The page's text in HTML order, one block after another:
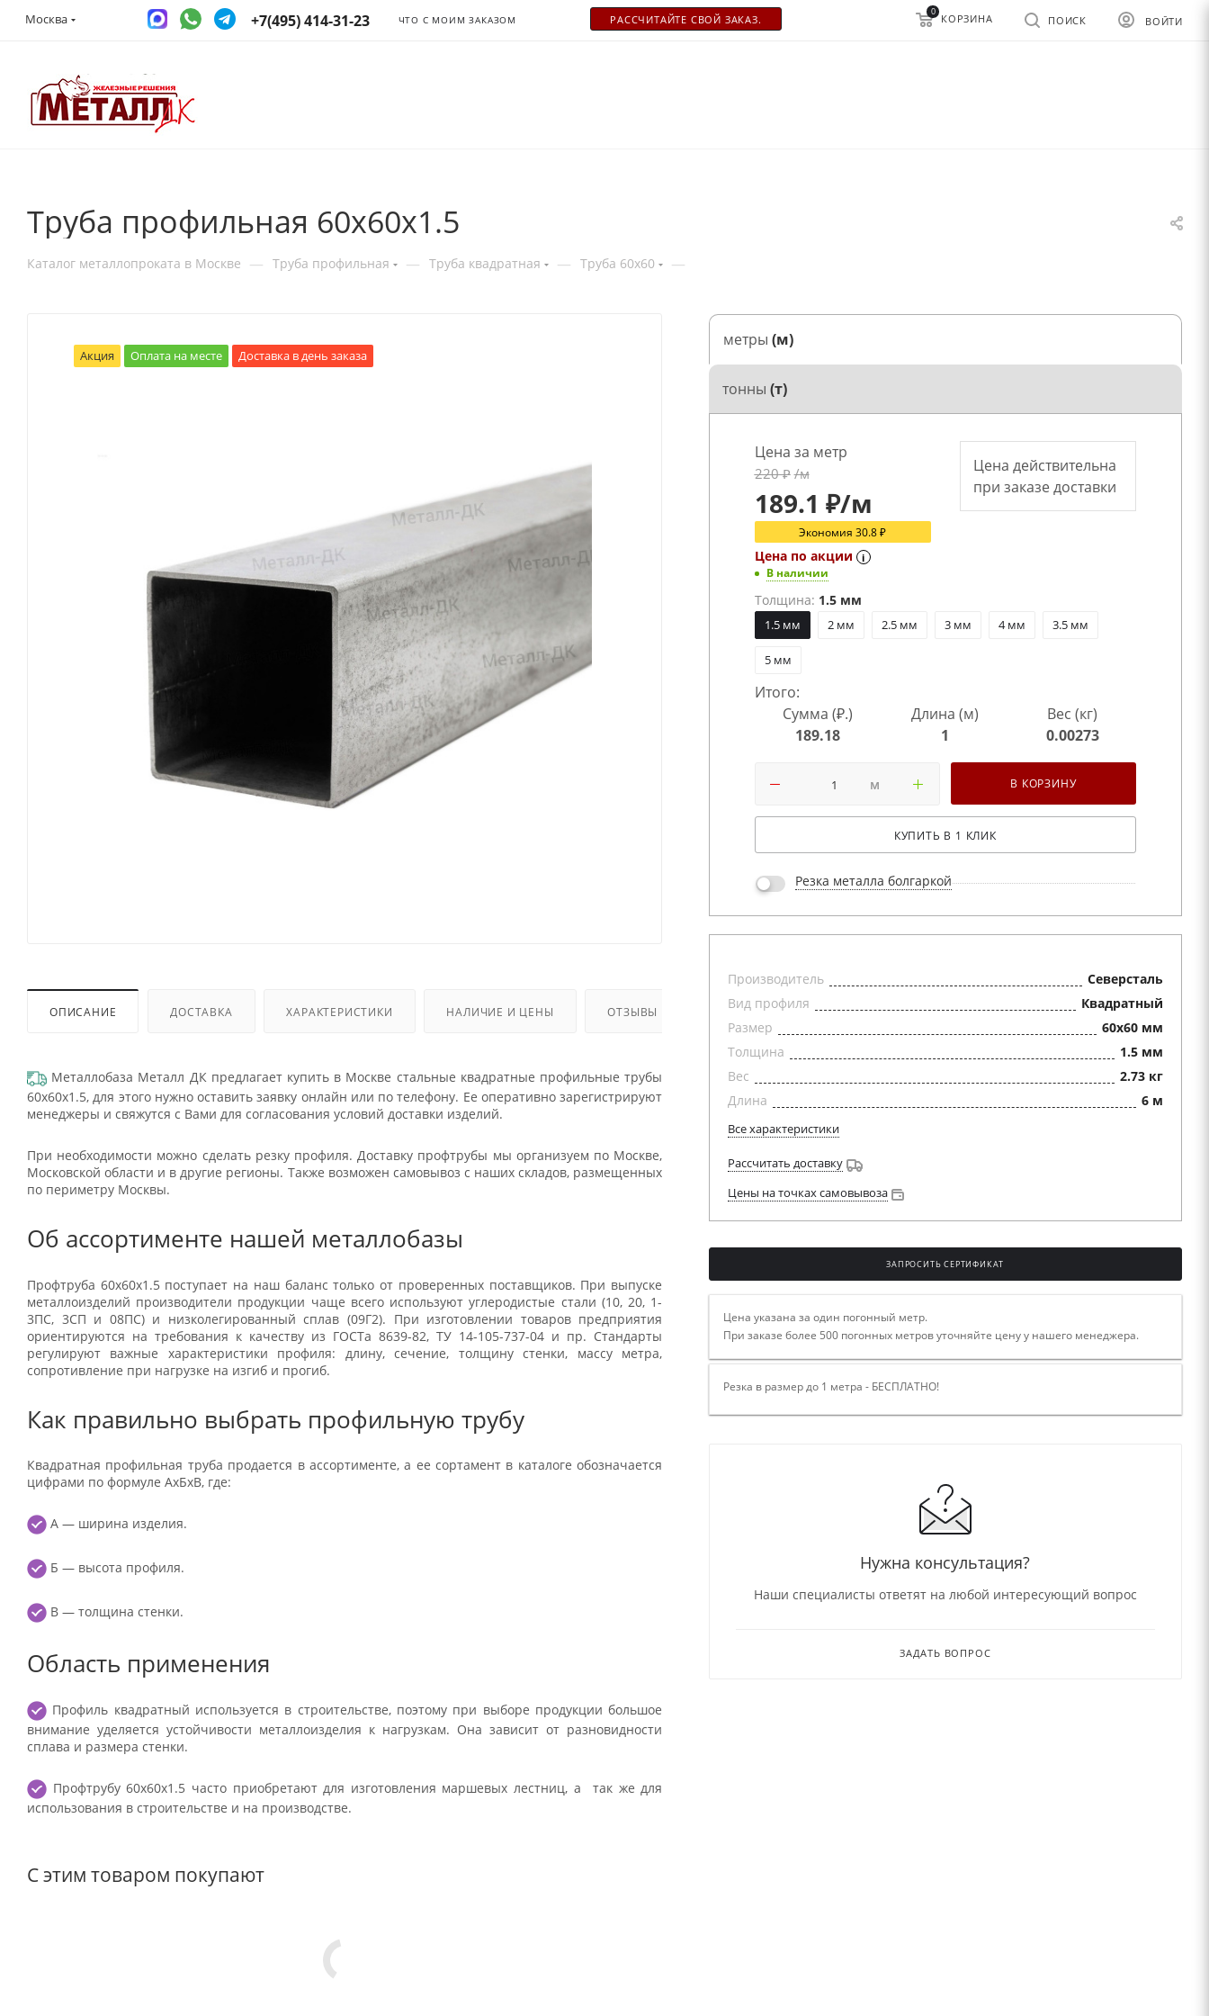
Москва +7(495) 414-31-23 ЧТО С МОИМ ЗАКАЗОМ РАСCЧИТАЙТЕ СВОЙ ЗАКАЗ. ВОЙТИ
ПОИСК
0
КОРЗИНА
Труба профильная 60х60х1.5
Каталог металлопроката в Москве — Труба профильная — Труба квадратная — Труба 60x60 —
Акция Оплата на месте Доставка в день заказа
ОПИСАНИЕ ДОСТАВКА ХАРАКТЕРИСТИКИ НАЛИЧИЕ И ЦЕНЫ ОТЗЫВЫ
Металлобаза Металл ДК предлагает купить в Москве стальные квадратные профильные трубы
60х60х1.5, для этого нужно оставить заявку онлайн или по телефону. Ее оперативно зарегистрируют
менеджеры и свяжутся с Вами для согласования условий доставки изделий.
При необходимости можно сделать резку профиля. Доставку профтрубы мы организуем по Москве,
Московской области и в другие регионы. Также возможен самовывоз с наших складов, размещенных
по периметру Москвы.
Об ассортименте нашей металлобазы
Профтруба 60х60х1.5 поступает на наш баланс только от проверенных поставщиков. При выпуске
металлоизделий производители продукции чаще всего используют углеродистые стали (10, 20, 1-
3ПС, 3СП и 08ПС) и низколегированный сплав (09Г2). При изготовлении товаров предприятия
ориентируются на требования к качеству из ГОСТа 8639-82, ТУ 14-105-737-04 и пр. Стандарты
регулируют важные характеристики профиля: длину, сечение, толщину стенки, массу метра,
сопротивление при нагрузке на изгиб и прогиб.
Как правильно выбрать профильную трубу
Квадратная профильная труба продается в ассортименте, а ее сортамент в каталоге обозначается
цифрами по формуле АхБхВ, где:
А — ширина изделия.
Б — высота профиля.
В — толщина стенки.
Область применения
Профиль квадратный используется в строительстве, поэтому при выборе продукции большое
внимание уделяется устойчивости металлоизделия к нагрузкам. Она зависит от разновидности
сплава и размера стенки.
Профтрубу 60х60х1.5 часто приобретают для изготовления маршевых лестниц, а так же для
использования в строительстве и на производстве.
С этим товаром покупают
метры (м)
тонны (т)
Цена за метр
220₽ /м
189.1 ₽/м
Экономия30.8₽
Цена по акции i
В наличии
Цена действительна
при заказе доставки
Толщина: 1.5 мм
1.5 мм 2 мм 2.5 мм 3 мм 4 мм 3.5 мм
5 мм
Итого:
Сумма (₽.)
189.18
Длина (м)
1
Вес (кг)
0.00273
м В КОРЗИНУ
КУПИТЬ В 1 КЛИК
Резка металла болгаркой
Производитель
Северсталь
Вид профиля
Квадратный
Размер
60x60 мм
Толщина
1.5 мм
Вес
2.73 кг
Длина
6 м
Все характеристики
Рассчитать доставку
Цены на точках самовывоза
ЗАПРОСИТЬ СЕРТИФИКАТ
Цена указана за один погонный метр.
При заказе более 500 погонных метров уточняйте цену у нашего менеджера.
Резка в размер до 1 метра - БЕСПЛАТНО!
Нужна консультация?
Наши специалисты ответят на любой интересующий вопрос
ЗАДАТЬ ВОПРОС